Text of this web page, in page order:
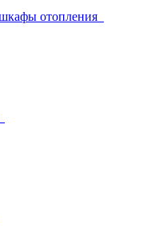
отопления